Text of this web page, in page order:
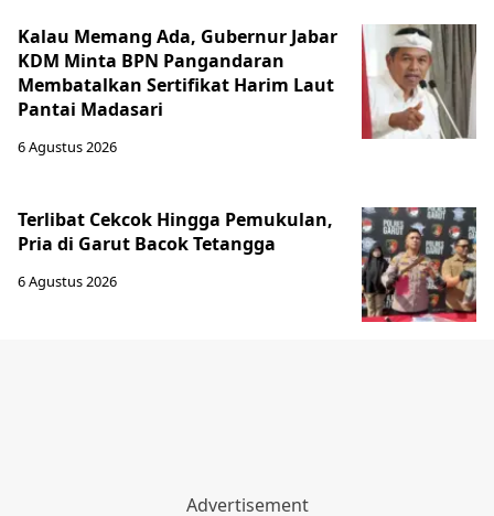
Kalau Memang Ada, Gubernur Jabar
KDM Minta BPN Pangandaran
Membatalkan Sertifikat Harim Laut
Pantai Madasari
6 Agustus 2026
Terlibat Cekcok Hingga Pemukulan,
Pria di Garut Bacok Tetangga
6 Agustus 2026